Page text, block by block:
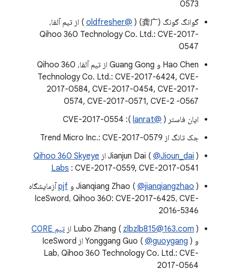
0573
گوانگ گونگ (龚广) (
@oldfresher
) از تیم آلفا،
Qihoo 360 Technology Co. Ltd.: CVE-2017-
0547
Hao Chen و Guang Gong از تیم آلفا، Qihoo 360
Technology Co. Ltd.: CVE-2017-6424, CVE-
2017-0584, CVE-2017-0454, CVE-2017-
0574, CVE-2017-0571, CVE-2 -0567
ایان فاستر ( @lanrat
): CVE-2017-0554
جک تانگ از Trend Micro Inc.: CVE-2017-0579
Jianjun Dai ( @Jioun_dai ) از
Qihoo 360 Skyeye
Labs : CVE-2017-0559, CVE-2017-0541
Jianqiang Zhao ( @jianqiangzhao ) و pjf آزمایشگاه
IceSword، Qihoo 360: CVE-2017-6425، CVE-
2016-5346
Lubo Zhang ( zlbzlb815@163.com ) از
تیم C0RE
و Yonggang Guo (
@guoygang
) از IceSword
Lab، Qihoo 360 Technology Co. Ltd.: CVE-
2017-0564